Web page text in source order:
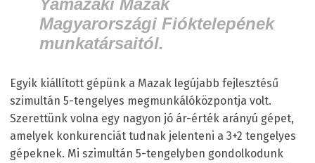
Magyarországi Fióktelepének
munkatársaitól.
Egyik kiállított gépünk a Mazak legújabb fejlesztésű
szimultán 5-tengelyes megmunkálóközpontja volt.
Szerettünk volna egy nagyon jó ár-érték arányú gépet,
amelyek konkurenciát tudnak jelenteni a 3+2 tengelyes
gépeknek. Mi szimultán 5-tengelyben gondolkodunk